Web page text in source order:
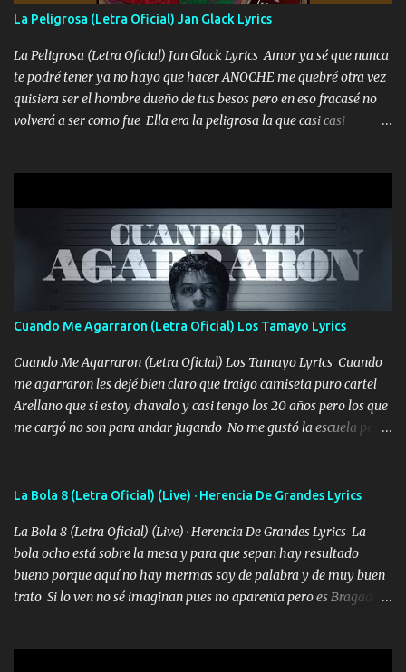
aunque ustedes no sepan Pero la vida es muy corta Hay que
echarle chingazos Y seguir trabajando porque nada es...
La Peligrosa (Letra Oficial) Jan Glack Lyrics
La Peligrosa (Letra Oficial) Jan Glack Lyrics Amor ya sé que nunca
te podré tener ya no hayo que hacer ANOCHE me quebré otra vez
quisiera ser el hombre dueño de tus besos pero en eso fracasé no
volverá a ser como fue Ella era la peligrosa la que casi casi
Música Amar me duele estoy rodeado de mujeres pero solo
quieren billetes y yo que solo ocupo verte Recuerdo echábamos
pasión en la troca tus labios besándome yo quitándote la ropa no
quiero que sea nunca con otra yo quiero llevarte a la Luna y si
quieres en ese momento te pido que seas mi esposa Chingada
madre no quiero dejar de tenerte no ayuda la p'uta loquera y al
chile quisiera ser menos de ti dependiente la pinche tristeza me
encierra princesa tu sabes que nunca saldras de mi mente Ella era
la peligro...
Cuando Me Agarraron (Letra Oficial) Los Tamayo Lyrics
Cuando Me Agarraron (Letra Oficial) Los Tamayo Lyrics Cuando
me agarraron les dejé bien claro que traigo camiseta puro cartel
Arellano que si estoy chavalo y casi tengo los 20 años pero los que
me cargó no son para andar jugando No me gustó la escuela pero
firme el legado que si como me llamó varios ya se han preguntado
fajado y mi R terciado me van a ver allá por TJ para un licenciado
mando un abrazo andamos al cien Choritas también Música
Ando en la colonia bien acelerado traigo un M2 que nunca me ha
fallado para mi compadre mandó un fuerte abrazo también al
La Bola 8 (Letra Oficial) (Live) · Herencia De Grandes Lyrics
La Bola 8 (Letra Oficial) (Live) · Herencia De Grandes Lyrics La
bola ocho está sobre la mesa y para que sepan hay resultado
bueno porque aquí no hay mermas soy de palabra y de muy buen
trato Si lo ven no sé imaginan pues no aparenta pero es Bragado a